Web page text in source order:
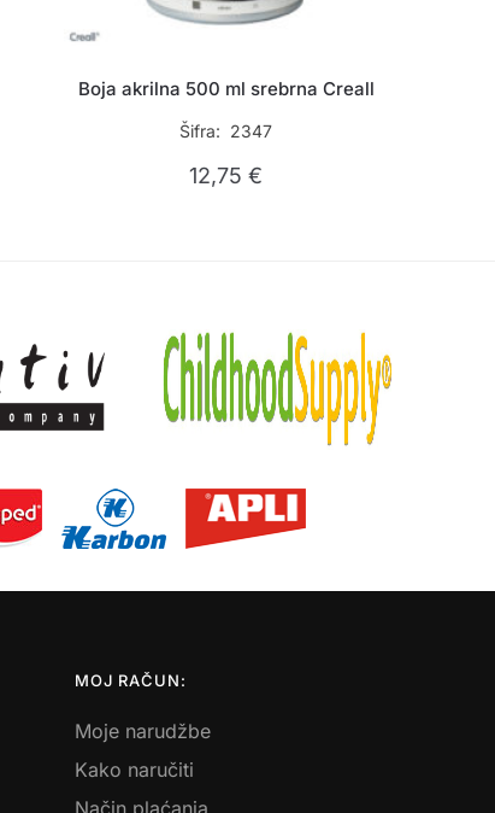
Boja akrilna 500 ml srebrna Creall
Šifra: 2347
12,75€
MOJ RAČUN:
Moje narudžbe
Kako naručiti
Način plaćanja